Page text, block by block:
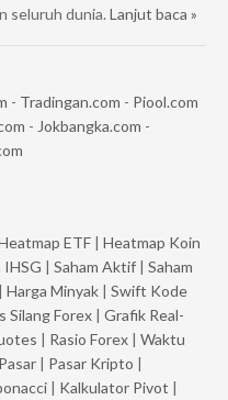
seluruh dunia. Lanjut baca »
- Tradingan.com - Piool.com
- Jokbangka.com -
ETF | Heatmap Koin
IHSG | Saham Aktif | Saham
| Harga Minyak | Swift Kode
Silang Forex | Grafik Real-
| Rasio Forex | Waktu
| Pasar Kripto |
| Kalkulator Pivot |